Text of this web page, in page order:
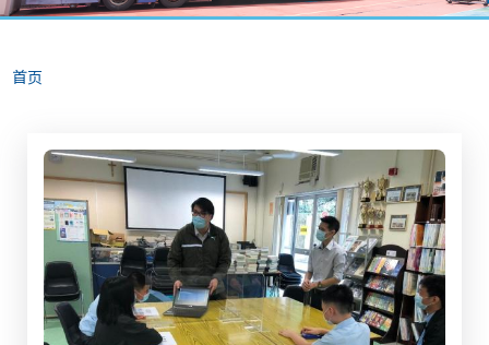
面
包
首页